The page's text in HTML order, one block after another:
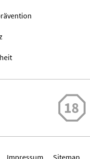
Impressum Sitemap